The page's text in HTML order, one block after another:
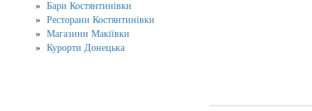
Бари Костянтинівки
Ресторани Костянтинівки
Магазини Макіївки
Курорти Донецька